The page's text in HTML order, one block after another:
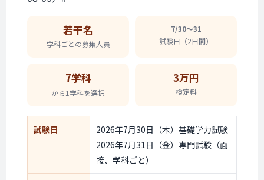
若干名
学科ごとの募集人員
7/30〜31
試験日（2日間）
7学科
から1学科を選択
3万円
検定料
試験日
2026年7月30日（木）基礎学力試験
2026年7月31日（金）専門試験（面
接、学科ごと）